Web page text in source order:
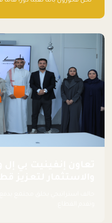
جيدًا لكوكبنا فحسب، بل إنه جيد